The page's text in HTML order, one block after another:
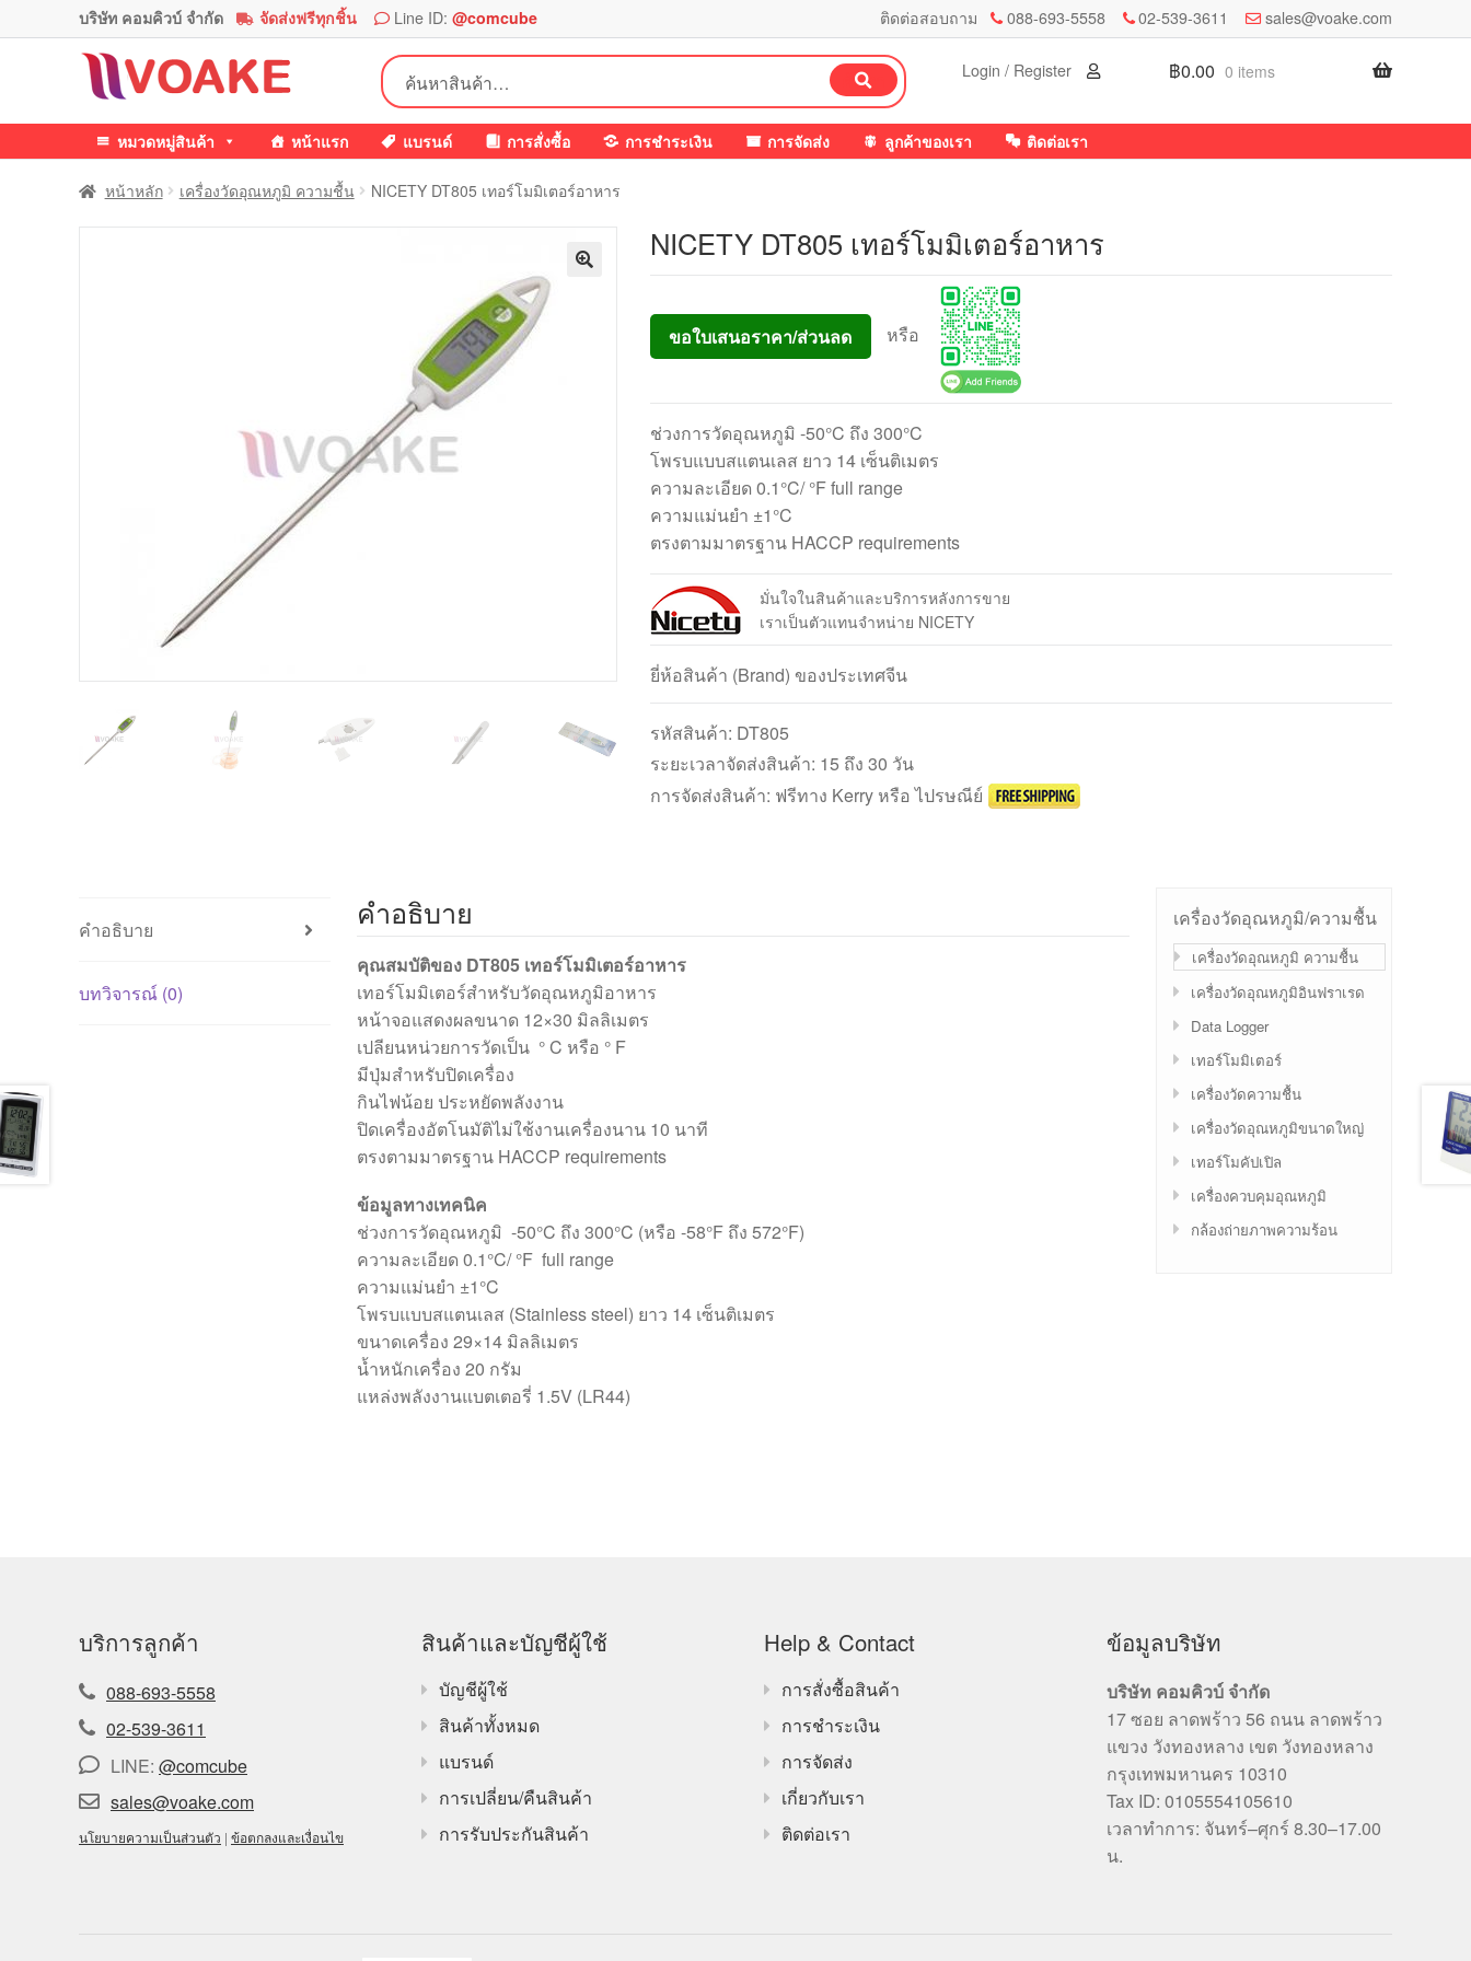
บริษัท คอมคิวบ์ จำกัด จัดส่งฟรีทุกชิ้น Line ID: @comcube ติดต่อสอบถาม 088-693-5558 02-539-3611 sales@voake.com
Skip
to
Skip
to
ค้นหา:
ค้นหา ฿0.00 0 items
Login / Register
หมวดหมู่สินค้า หน้าแรก แบรนด์ การสั่งซื้อ การชำระเงิน การจัดส่ง ลูกค้าของเรา ติดต่อเรา
หน้าหลัก เครื่องวัดอุณหภูมิ ความชื้น NICETY DT805 เทอร์โมมิเตอร์อาหาร
NICETY DT805 เทอร์โมมิเตอร์อาหาร
ขอใบเสนอราคา/ส่วนลด หรือ
ช่วงการวัดอุณหภูมิ -50°C ถึง 300°C
โพรบแบบสแตนเลส ยาว 14 เซ็นติเมตร
ความละเอียด 0.1°C/ °F full range
ความแม่นยำ ±1°C
ตรงตามมาตรฐาน HACCP requirements
มั่นใจในสินค้าและบริการหลังการขาย
เราเป็นตัวแทนจำหน่าย NICETY
ยี่ห้อสินค้า (Brand) ของประเทศจีน
รหัสสินค้า: DT805
ระยะเวลาจัดส่งสินค้า: 15 ถึง 30 วัน
การจัดส่งสินค้า: ฟรีทาง Kerry หรือ ไปรษณีย์
คำอธิบาย
บทวิจารณ์ (0)
คำอธิบาย
คุณสมบัติของ DT805 เทอร์โมมิเตอร์อาหาร
เทอร์โมมิเตอร์สำหรับวัดอุณหภูมิอาหาร
หน้าจอแสดงผลขนาด 12×30 มิลลิเมตร
เปลียนหน่วยการวัดเป็น ° C หรือ ° F
มีปุ่มสำหรับปิดเครื่อง
กินไฟน้อย ประหยัดพลังงาน
ปิดเครื่องอัตโนมัติไม่ใช้งานเครื่องนาน 10 นาที
ตรงตามมาตรฐาน HACCP requirements
ข้อมูลทางเทคนิค
ช่วงการวัดอุณหภูมิ -50°C ถึง 300°C (หรือ -58°F ถึง 572°F)
ความละเอียด 0.1°C/ °F full range
ความแม่นยำ ±1°C
โพรบแบบสแตนเลส (Stainless steel) ยาว 14 เซ็นติเมตร
ขนาดเครื่อง 29×14 มิลลิเมตร
น้ำหนักเครื่อง 20 กรัม
แหล่งพลังงานแบตเตอรี่ 1.5V (LR44)
เครื่องวัดอุณหภูมิ/ความชื้น
เครื่องวัดอุณหภูมิ ความชื้น
เครื่องวัดอุณหภูมิอินฟราเรด
Data Logger
เทอร์โมมิเตอร์
เครื่องวัดความชื้น
เครื่องวัดอุณหภูมิขนาดใหญ่
เทอร์โมคัปเปิล
เครื่องควบคุมอุณหภูมิ
กล้องถ่ายภาพความร้อน
บริการลูกค้า
088-693-5558
02-539-3611
LINE: @comcube
sales@voake.com
นโยบายความเป็นส่วนตัว | ข้อตกลงและเงื่อนไข
สินค้าและบัญชีผู้ใช้
บัญชีผู้ใช้
สินค้าทั้งหมด
แบรนด์
การเปลี่ยน/คืนสินค้า
การรับประกันสินค้า
Help & Contact
การสั่งซื้อสินค้า
การชำระเงิน
การจัดส่ง
เกี่ยวกับเรา
ติดต่อเรา
ข้อมูลบริษัท
บริษัท คอมคิวบ์ จำกัด
17 ซอย ลาดพร้าว 56 ถนน ลาดพร้าว
แขวง วังทองหลาง เขต วังทองหลาง
กรุงเทพมหานคร 10310
Tax ID: 0105554105610
เวลาทำการ: จันทร์–ศุกร์ 8.30–17.00
น.